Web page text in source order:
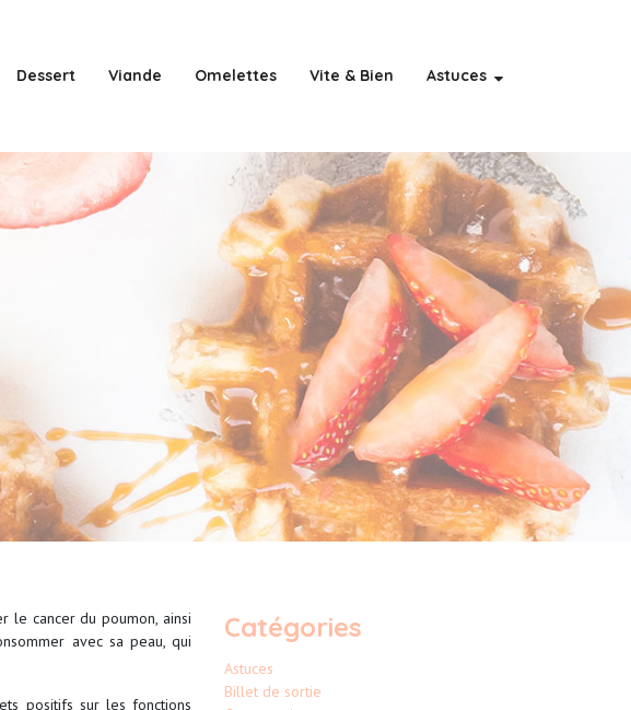
Dessert Viande Omelettes Vite & Bien Astuces
le cancer du poumon, ainsi
avec sa peau, qui
positifs sur les fonctions
Catégories
Astuces
Billet de sortie